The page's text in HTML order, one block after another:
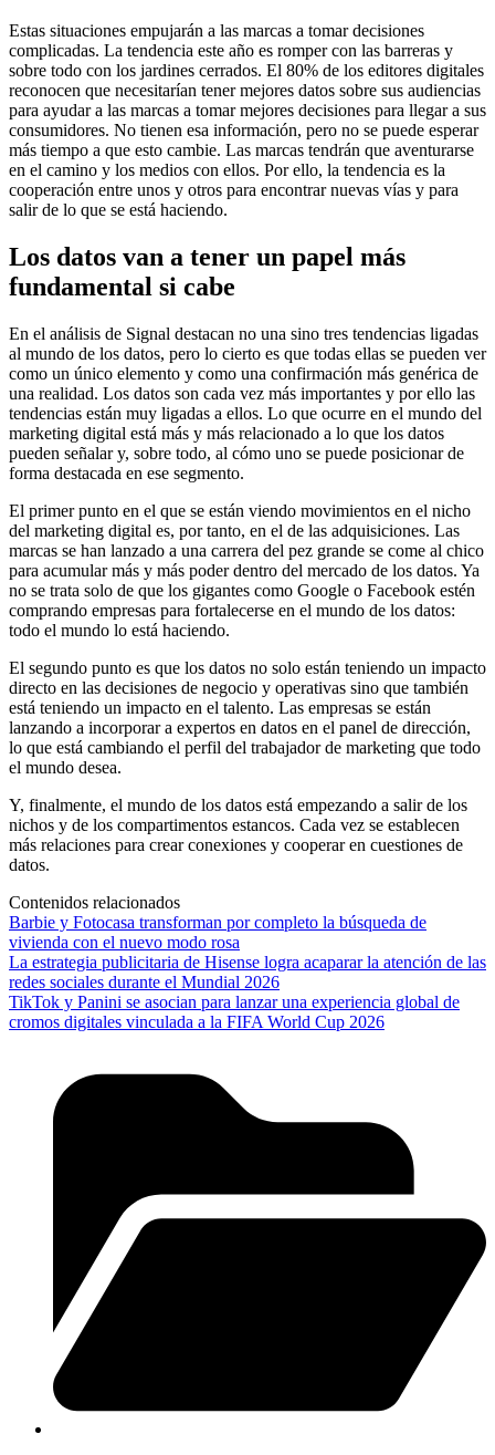
Estas situaciones empujarán a las marcas a tomar decisiones
complicadas. La tendencia este año es romper con las barreras y
sobre todo con los jardines cerrados. El 80% de los editores digitales
reconocen que necesitarían tener mejores datos sobre sus audiencias
para ayudar a las marcas a tomar mejores decisiones para llegar a sus
consumidores. No tienen esa información, pero no se puede esperar
más tiempo a que esto cambie. Las marcas tendrán que aventurarse
en el camino y los medios con ellos. Por ello, la tendencia es la
cooperación entre unos y otros para encontrar nuevas vías y para
salir de lo que se está haciendo.
Los datos van a tener un papel más
fundamental si cabe
En el análisis de Signal destacan no una sino tres tendencias ligadas
al mundo de los datos, pero lo cierto es que todas ellas se pueden ver
como un único elemento y como una confirmación más genérica de
una realidad. Los datos son cada vez más importantes y por ello las
tendencias están muy ligadas a ellos. Lo que ocurre en el mundo del
marketing digital está más y más relacionado a lo que los datos
pueden señalar y, sobre todo, al cómo uno se puede posicionar de
forma destacada en ese segmento.
El primer punto en el que se están viendo movimientos en el nicho
del marketing digital es, por tanto, en el de las adquisiciones. Las
marcas se han lanzado a una carrera del pez grande se come al chico
para acumular más y más poder dentro del mercado de los datos. Ya
no se trata solo de que los gigantes como Google o Facebook estén
comprando empresas para fortalecerse en el mundo de los datos:
todo el mundo lo está haciendo.
El segundo punto es que los datos no solo están teniendo un impacto
directo en las decisiones de negocio y operativas sino que también
está teniendo un impacto en el talento. Las empresas se están
lanzando a incorporar a expertos en datos en el panel de dirección,
lo que está cambiando el perfil del trabajador de marketing que todo
el mundo desea.
Y, finalmente, el mundo de los datos está empezando a salir de los
nichos y de los compartimentos estancos. Cada vez se establecen
más relaciones para crear conexiones y cooperar en cuestiones de
datos.
Contenidos relacionados
Barbie y Fotocasa transforman por completo la búsqueda de
vivienda con el nuevo modo rosa
La estrategia publicitaria de Hisense logra acaparar la atención de las
redes sociales durante el Mundial 2026
TikTok y Panini se asocian para lanzar una experiencia global de
cromos digitales vinculada a la FIFA World Cup 2026